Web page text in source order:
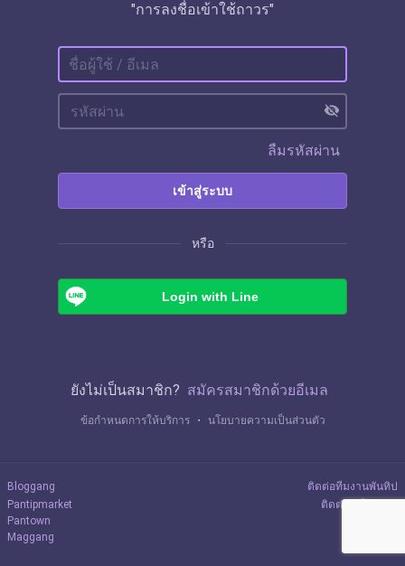
"การลงชื่อเข้าใช้ถาวร"
visibility_off
ลืมรหัสผ่าน
เข้าสู่ระบบ
หรือ
Login with Line
ยังไม่เป็นสมาชิก? สมัครสมาชิกด้วยอีเมล
ข้อกำหนดการให้บริการ ・ นโยบายความเป็นส่วนตัว
Bloggang
Pantipmarket
Pantown
Maggang
ติดต่อทีมงานพันทิป
ติดต่อลงโฆษณา